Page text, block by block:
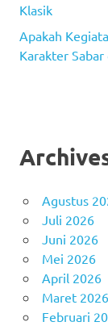
Klasik
Apakah
Karakter
Agustus
Juli 2026
Juni 2026
Mei 2026
April 2026
Maret 2026
Februari